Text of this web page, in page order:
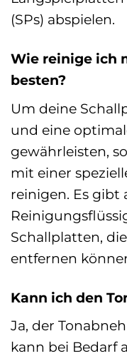
(SPs) abspielen.
Wie reinige ich
besten?
Um deine
und eine
gewährleisten,
mit einer
reinigen. Es gibt
Schallplatten,
entfernen
Kann ich den
Ja, der
kann bei Bedarf